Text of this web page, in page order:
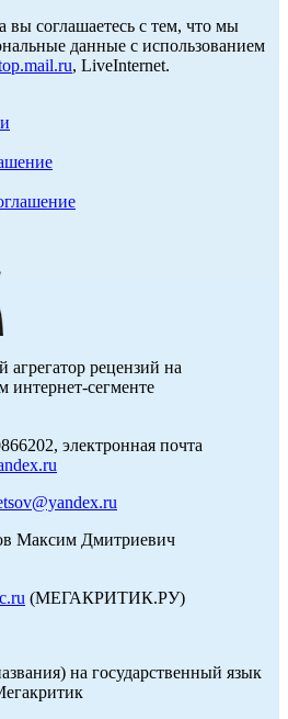
вы соглашаетесь с тем, что мы
данные с использованием
, LiveInternet.
рецензий на
интернет-сегменте
электронная почта
Максим Дмитриевич
(МЕГАКРИТИК.РУ)
на государственный язык